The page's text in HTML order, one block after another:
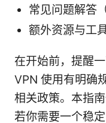
常见问题解答（
额外资源与工
在开始前，提醒
VPN 使用有明确
相关政策。本指
若你需要一个稳